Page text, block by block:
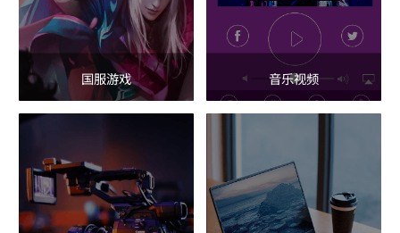
国服游戏 音乐视频